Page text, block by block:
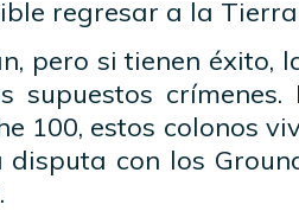
regresar a la
pero si tienen éxito,
supuestos
100, estos colonos
disputa con los